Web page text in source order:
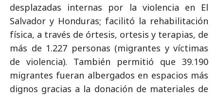
desplazadas internas por la violencia en El
Salvador y Honduras; facilitó la rehabilitación
física, a través de órtesis, ortesis y terapias, de
más de 1.227 personas (migrantes y víctimas
de violencia). También permitió que 39.190
migrantes fueran albergados en espacios más
dignos gracias a la donación de materiales de